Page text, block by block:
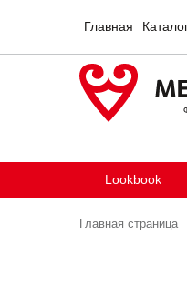
Главная
Lookbook
Главная страница